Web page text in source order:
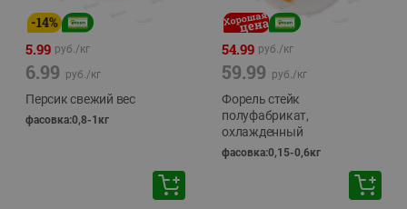
-14%
5.99 руб./кг
6.99 руб./кг
Персик свежий вес
фасовка:0,8-1кг
54.99 руб./кг
59.99 руб./кг
Форель стейк
полуфабрикат,
охлажденный
фасовка:0,15-0,6кг